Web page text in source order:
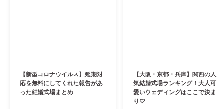
【新型コロナウイルス】延期対
応を無料にしてくれた報告があ
った結婚式場まとめ
【大阪・京都・兵庫】関西の人
気結婚式場ランキング！大人可
愛いウェディングはここで決ま
り♡